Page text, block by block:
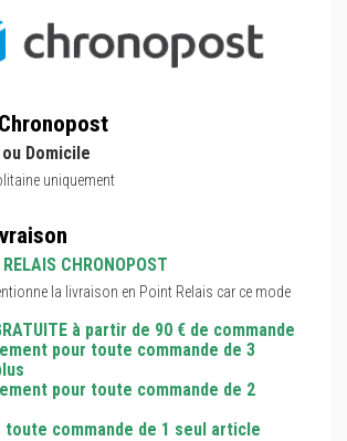
Domicile
uniquement
CHRONOPOST
la livraison en Point Relais car ce mode
à partir de 90 € de commande
pour toute commande de 3
pour toute commande de 2
toute commande de 1 seul article